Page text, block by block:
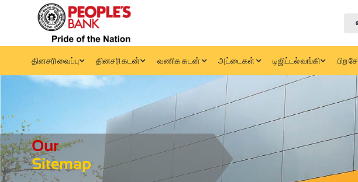
தினசரி வைப்பு தினசரி கடன் வணிக கடன் அட்டைகள் டிஜிட்டல் வங்கி பிற
Our
Sitemap